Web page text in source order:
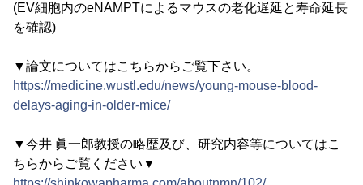
(EV細胞内のeNAMPTによるマウスの老化遅延と寿命延長
を確認)
▼論文についてはこちらからご覧下さい。
https://medicine.wustl.edu/news/young-mouse-blood-
delays-aging-in-older-mice/
▼今井 眞一郎教授の略歴及び、研究内容等についてはこ
ちらからご覧ください▼